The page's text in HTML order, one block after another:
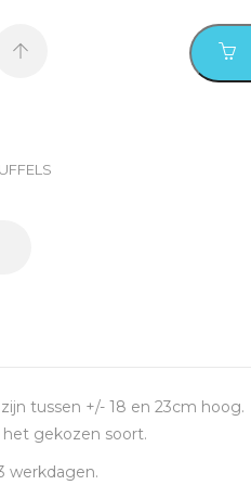
tussen +/- 18 en 23cm hoog.
gekozen soort.
werkdagen.